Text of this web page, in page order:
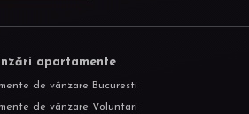
apartamente
de vânzare Bucuresti
de vânzare Voluntari